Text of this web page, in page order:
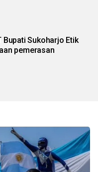
Bupati Sukoharjo Etik
pemerasan